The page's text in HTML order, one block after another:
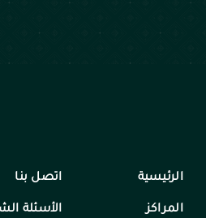
الرئيسية
المراكز
اتصل بنا
الأسئلة